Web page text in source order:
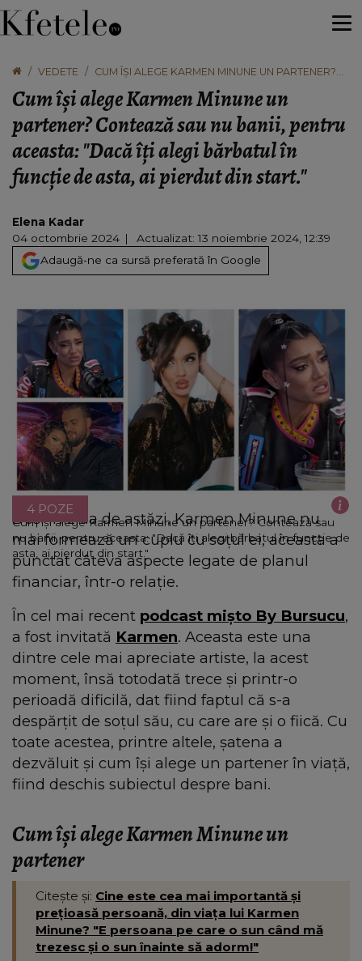
VEDETE
CUM ÎȘI ALEGE KARMEN MINUNE UN PARTENER?
"DACĂ ÎȚI ALEGI BĂRBATUL ÎN FUNCȚIE DE ASTA, AI
PIERDUT DIN START."
Cum își alege Karmen Minune un
partener? Contează sau nu banii, pentru
aceasta: "Dacă îți alegi bărbatul în
funcție de asta, ai pierdut din start."
Elena Kadar
04 octombrie 2024
Actualizat: 13 noiembrie 2024, 12:39
Adaugă-ne ca sursă preferată în Google
Cum își alege Karmen Minune un partener? Contează sau
nu banii, pentru aceasta: "Dacă îți alegi bărbatul în funcție de
asta, ai pierdut din start."
4 POZE
Deși în ziua de astăzi, Karmen Minune nu
mai formează un cuplu cu soțul ei, aceasta a
punctat câteva aspecte legate de planul
financiar, într-o relație.
În cel mai recent podcast mișto By Bursucu,
a fost invitată Karmen. Aceasta este una
dintre cele mai apreciate artiste, la acest
moment, însă totodată trece și printr-o
perioadă dificilă, dat fiind faptul că s-a
despărțit de soțul său, cu care are și o fiică. Cu
toate acestea, printre altele, șatena a
dezvăluit și cum își alege un partener în viață,
fiind deschis subiectul despre bani.
Cum își alege Karmen Minune un
partener
Citește și: Cine este cea mai importantă și
prețioasă persoană, din viața lui Karmen
Minune? "E persoana pe care o sun când mă
trezesc și o sun înainte să adorm!"